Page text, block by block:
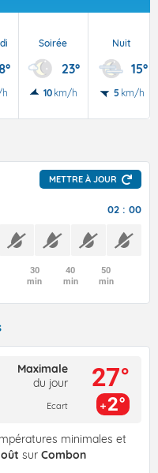
Soirée
23°
10 km/h
Nuit
15°
5 km/h
METTRE À JOUR
02 : 00
30
min
40
min
50
min
Maximale
du jour
Ecart
27°
2°
minimales et
sur Combon